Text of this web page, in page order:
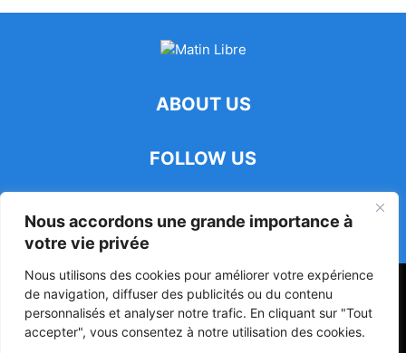
Nous accordons une grande importance à
votre vie privée
Nous utilisons des cookies pour améliorer votre expérience
de navigation, diffuser des publicités ou du contenu
personnalisés et analyser notre trafic. En cliquant sur "Tout
accepter", vous consentez à notre utilisation des cookies.
ABOUT US
FOLLOW US
47ᵉ Assemblée Mondiale sur la Protection de la Vie Privée: Me
Luciano Hounkponou représente le Bénin à Séoul